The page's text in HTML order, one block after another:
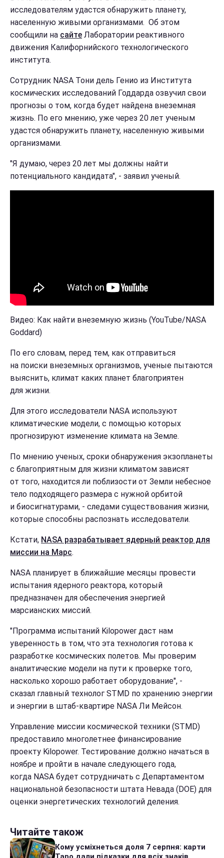
исследователям удастся обнаружить планету,
населенную живыми организмами. Об этом
сообщили на сайте Лаборатории реактивного
движения Калифорнийского технологического
института.
Сотрудник NASA Тони дель Генио из Института
космических исследований Годдарда озвучил свои
прогнозы о том, когда будет найдена внеземная
жизнь. По его мнению, уже через 20 лет ученым
удастся обнаружить планету, населенную живыми
организмами.
"Я думаю, через 20 лет мы должны найти
потенциального кандидата", - заявил ученый.
Видео: Как найти внеземную жизнь (YouTube/NASA
Goddard)
По его словам, перед тем, как отправиться
на поиски внеземных организмов, ученые пытаются
выяснить, климат каких планет благоприятен
для жизни.
Для этого исследователи NASA используют
климатические модели, с помощью которых
прогнозируют изменение климата на Земле.
По мнению ученых, сроки обнаружения экзопланеты
с благоприятным для жизни климатом зависят
от того, находится ли поблизости от Земли небесное
тело подходящего размера с нужной орбитой
и биосигнатурами, - следами существования жизни,
которые способны распознать исследователи.
Кстати, NASA разрабатывает ядерный реактор для
миссии на Марс.
NASA планирует в ближайшие месяцы провести
испытания ядерного реактора, который
предназначен для обеспечения энергией
марсианских миссий.
"Программа испытаний Kilopower даст нам
уверенность в том, что эта технология готова к
разработке космических полетов. Мы проверим
аналитические модели на пути к проверке того,
насколько хорошо работает оборудование", -
сказал главный технолог STMD по хранению энергии
и энергии в штаб-квартире NASA Ли Мейсон.
Управление миссии космической техники (STMD)
предоставило многолетнее финансирование
проекту Kilopower. Тестирование должно начаться в
ноябре и пройти в начале следующего года,
когда NASA будет сотрудничать с Департаментом
национальной безопасности штата Невада (DOE) для
оценки энергетических технологий деления.
Читайте також
Кому усміхнеться доля 7 серпня: карти